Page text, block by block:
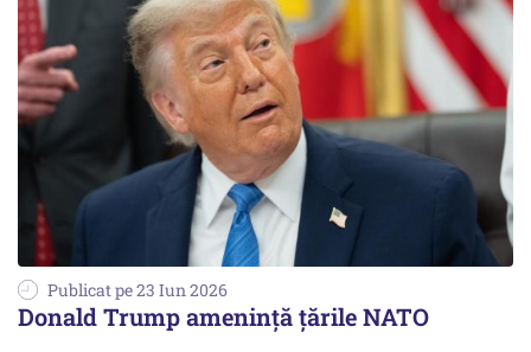
Publicat pe 23 Iun 2026
Donald Trump amenință țările NATO